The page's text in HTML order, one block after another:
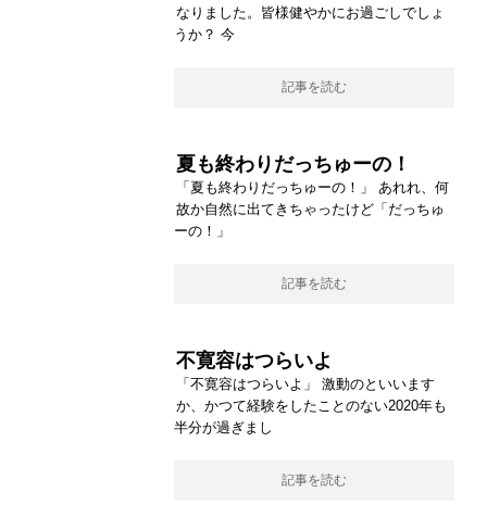
なりました。皆様健やかにお過ごしでしょ
うか？ 今
記事を読む
夏も終わりだっちゅーの！
「夏も終わりだっちゅーの！」 あれれ、何
故か自然に出てきちゃったけど「だっちゅ
ーの！」
記事を読む
不寛容はつらいよ
「不寛容はつらいよ」 激動のといいます
か、かつて経験をしたことのない2020年も
半分が過ぎまし
記事を読む